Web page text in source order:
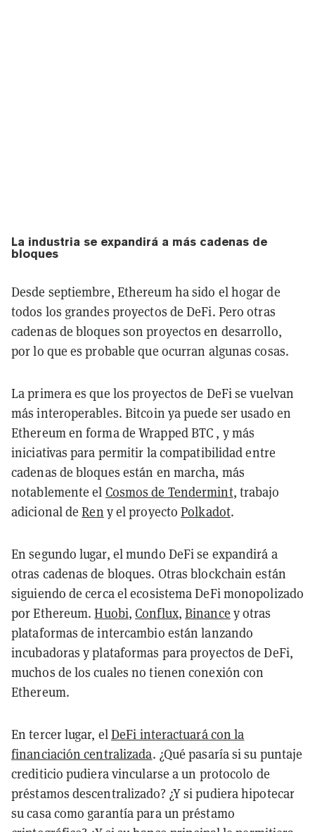
La industria se expandirá a más cadenas de
bloques
Desde septiembre, Ethereum ha sido el hogar de
todos los grandes proyectos de DeFi. Pero otras
cadenas de bloques son proyectos en desarrollo,
por lo que es probable que ocurran algunas cosas.
La primera es que los proyectos de DeFi se vuelvan
más interoperables. Bitcoin ya puede ser usado en
Ethereum en forma de Wrapped BTC , y más
iniciativas para permitir la compatibilidad entre
cadenas de bloques están en marcha, más
notablemente el Cosmos de Tendermint, trabajo
adicional deRen y el proyectoPolkadot.
En segundo lugar, el mundo DeFi se expandirá a
otras cadenas de bloques. Otras blockchain están
siguiendo de cerca el ecosistema DeFi monopolizado
por Ethereum.Huobi,Conflux,Binance y otras
plataformas de intercambio están lanzando
incubadoras y plataformas para proyectos de DeFi,
muchos de los cuales no tienen conexión con
Ethereum.
En tercer lugar, elDeFi interactuará con la
financiación centralizada. ¿Qué pasaría si su puntaje
crediticio pudiera vincularse a un protocolo de
préstamos descentralizado? ¿Y si pudiera hipotecar
su casa como garantía para un préstamo